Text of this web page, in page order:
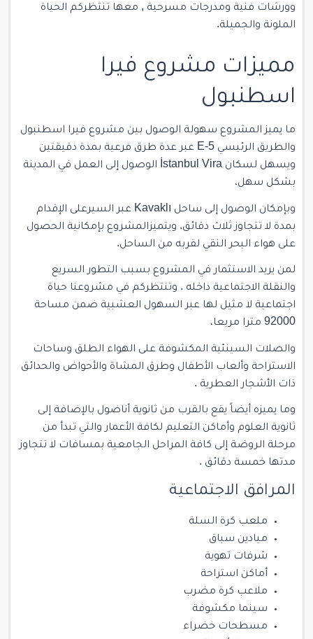
وورشات فنية ومدرجات مسرحية , معها تنتظركم الحياة
الملونة والجميلة.
مميزات مشروع فيرا
اسطنبول
ما يميز المشروع سهولة الوصول بين مشروع فيرا اسطنبول
والطريق الرئيسي 5-E عبر عدة طرق فرعية بمدة دقيقتين
ويسهل لسكان İstanbul Vira الوصول إلى العمل في المدينة
بشكل سهل،
وبإمكان الوصول إلى ساحل Kavaklı عبر السيرعلى الإقدام
بمدة لا تتجاوز ثلاث دقائق. ويتميزالمشروع بإمكانية الحصول
على هواء البحر النقي لقربه من الساحل.
لمن يريد الاستثمار في المشروع بسبب التطور السريع
والنقلة الاجتماعية داخله . وتنتظركم في مشروعنا حياة
اجتماعية لا مثيل لها عبر السهول العشبية ضمن مساحة
92000 مترا مربعا،
والصلات السينئية المكشوفة على الهواء الطلق وساحات
الاستراحة وألعاب الأطفال وطرق المشاة والأحواض والحدائق
ذات الأشجار العطرية .
وما يميزه أيضاً يقع بالقرب من ثانوية أناضول بالإضافة إلى
ثانوية العلوم وأماكن التعليم لكافة الأعمار والتي تبدأ من
مرحلة الروضة إلى كافة المراحل الجامعية بمسافات لا تتجاوز
مدتها خمسة دقائق .
المرافق الاجتماعية
ملعب كرة السلة
ميادين سباق
شرفات تهوية
أماكن استراحة
ملاعب كرة مضرب
سينما مكشوفة
مسطحات خضراء